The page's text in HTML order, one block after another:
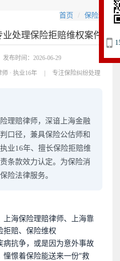
首页 保险理赔
业处理保险拒赔维权案件
发布时间：2026-06-29
· 执业16年 | 专注保险纠纷处理
理赔律师，深谙上海金融
口径，兼具保险公估师和
业16年、擅长保险拒赔维
条款效力认定。为保险消
险法律服务。
上海保险理赔律师、上海靠
拒赔、保险维权
病抗争，或是因为意外事故
憬着保险能送来一份“救